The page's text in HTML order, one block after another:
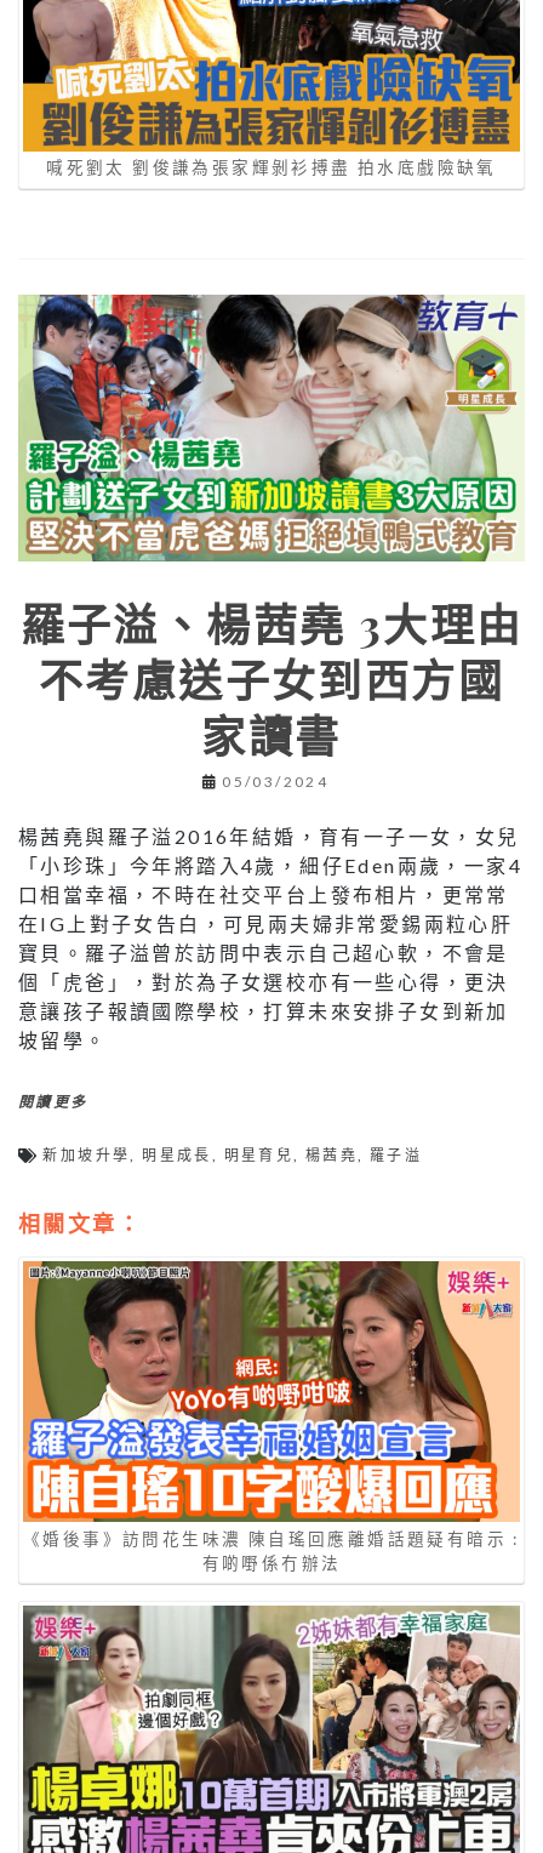
喊死劉太 劉俊謙為張家輝剝衫搏盡 拍水底戲險缺氧
羅子溢、楊茜堯 3大理由
不考慮送子女到西方國
家讀書
05/03/2024
楊茜堯與羅子溢2016年結婚，育有一子一女，女兒
「小珍珠」今年將踏入4歲，細仔Eden兩歲，一家4
口相當幸福，不時在社交平台上發布相片，更常常
在IG上對子女告白，可見兩夫婦非常愛錫兩粒心肝
寶貝。羅子溢曾於訪問中表示自己超心軟，不會是
個「虎爸」，對於為子女選校亦有一些心得，更決
意讓孩子報讀國際學校，打算未來安排子女到新加
坡留學。
閱讀更多
新加坡升學 明星成長 明星育兒 ,楊茜堯 羅子溢
相關文章：
《婚後事》訪問花生味濃 陳自瑤回應離婚話題疑有暗示 :
有啲嘢係冇辦法